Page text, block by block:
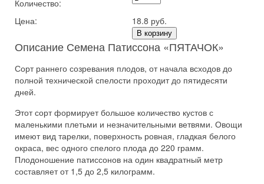
Количество:
Цена:
18.8 руб.
В корзину
Описание Семена Патиссона «ПЯТАЧОК»
Сорт раннего созревания плодов, от начала всходов до
полной технической спелости проходит до пятидесяти
дней.
Этот сорт формирует большое количество кустов с
маленькими плетьми и незначительными ветвями. Овощи
имеют вид тарелки, поверхность ровная, гладкая белого
окраса, вес одного спелого плода до 220 грамм.
Плодоношение патиссонов на один квадратный метр
составляет от 1,5 до 2,5 килограмм.